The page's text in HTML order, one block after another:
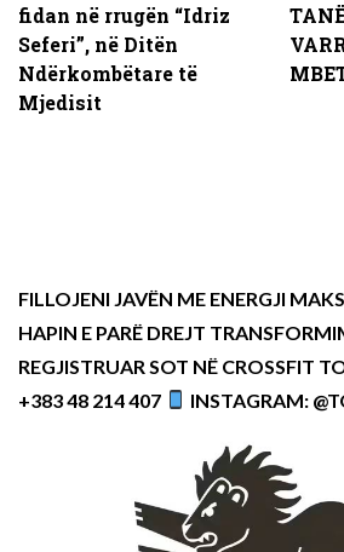
fidan në rrugën “Idriz
Seferi”, në Ditën
Ndërkombëtare të
Mjedisit
FILLOJENI JAVËN ME ENERGJI
HAPIN E PARË DREJT
REGJISTRUAR SOT NË CROSSFIT
+383 48 214 407
INSTAGRAM: